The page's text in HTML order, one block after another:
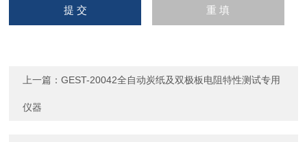
上一篇：GEST-20042全自动炭纸及双极板电阻特性测试专用
仪器